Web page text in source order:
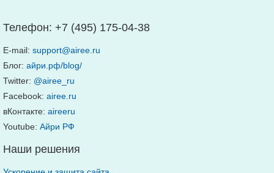
Телефон: +7 (495) 175-04-38
E-mail: support@airee.ru
Блог: айри.рф/blog/
Twitter: @airee_ru
Facebook: airee.ru
вКонтакте: aireeru
Youtube: Айри РФ
Наши решения